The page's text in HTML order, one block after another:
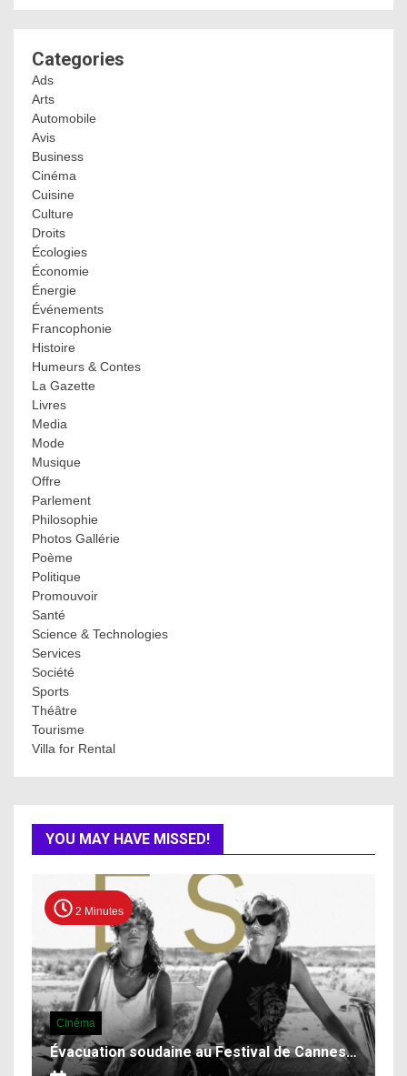
Categories
Ads
Arts
Automobile
Avis
Business
Cinéma
Cuisine
Culture
Droits
Écologies
Économie
Énergie
Événements
Francophonie
Histoire
Humeurs & Contes
La Gazette
Livres
Media
Mode
Musique
Offre
Parlement
Philosophie
Photos Gallérie
Poème
Politique
Promouvoir
Santé
Science & Technologies
Services
Société
Sports
Théâtre
Tourisme
Villa for Rental
YOU MAY HAVE MISSED!
2 Minutes
Cinéma
Évacuation soudaine au Festival de Cannes…